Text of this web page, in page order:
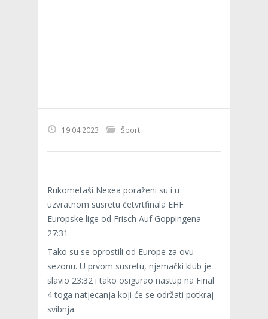
19.04.2023 Šport
Rukometaši Nexea poraženi su i u
uzvratnom susretu četvrtfinala EHF
Europske lige od Frisch Auf Goppingena
27:31.
Tako su se oprostili od Europe za ovu
sezonu. U prvom susretu, njemački klub je
slavio 23:32 i tako osigurao nastup na Final
4 toga natjecanja koji će se održati potkraj
svibnja.